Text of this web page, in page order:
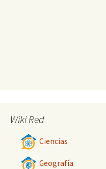
Wiki Red
Ciencias
Geografía